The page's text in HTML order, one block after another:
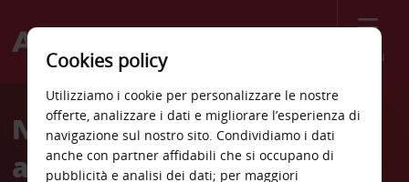
Menù
Welcome
AvisNoleggio auto
all'Aeroporto di Londra
Cookies policy
Utilizziamo i cookie per personalizzare le nostre
offerte, analizzare i dati e migliorare l’esperienza di
navigazione sul nostro sito. Condividiamo i dati
anche con partner affidabili che si occupano di
pubblicità e analisi dei dati; per maggiori